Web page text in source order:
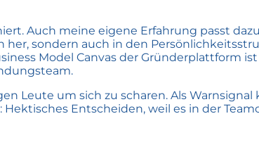
Auch meine eigene Erfahrung passt
sondern auch in den
Model Canvas der Gründerplattform
Leute um sich zu scharen. Als
Entscheiden, weil es in der